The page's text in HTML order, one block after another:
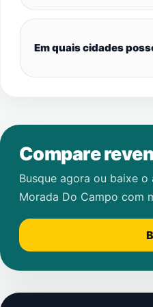
Em quais cidades
Compare
Busque agora ou baixe
Morada Do Campo com